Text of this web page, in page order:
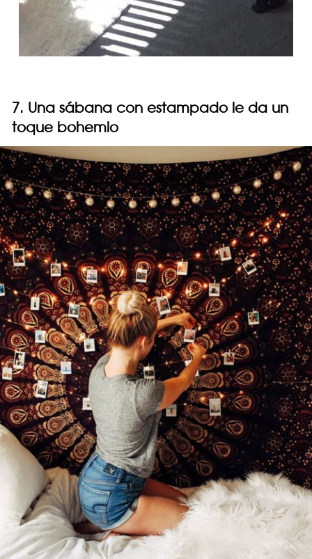
7. Una sábana con estampado le da un
toque bohemio